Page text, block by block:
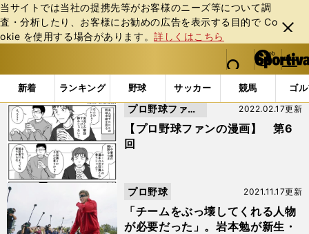
当サイトでは当社の提携先等がお客様のニーズ等について調
査・分析したり、お客様にお勧めの広告を表⽰する⽬的で Co
okie を使⽤する場合があります。詳しくはこちら
閉じ
る
web Sportiva (webスポルティーバ)
検索
マイペ
ー
ジ
メニュ
新着 ランキング 野球 サッカー 競馬 ゴ
b
ス
ポ
ル
テ
ィ
ー
バ
「#岩本勉」の最新ニュース・ 情報
【プロ野球ファンの漫画】 第6
回
2022.02.17更新
プロ野球ファン
の漫画
「チームをぶっ壊してくれる人物
が必要だった」。岩本勉が新生・
2021.11.17更新
プロ野球